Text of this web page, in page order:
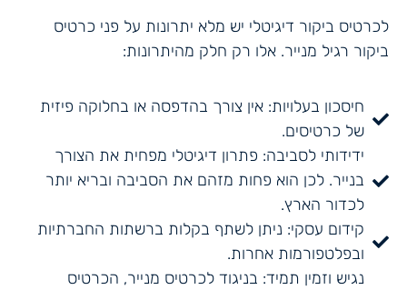
לכרטיס ביקור דיגיטלי יש מלא יתרונות על פני כרטיס
ביקור רגיל מנייר. אלו רק חלק מהיתרונות:
חיסכון בעלויות: אין צורך בהדפסה או בחלוקה פיזית
של כרטיסים.
ידידותי לסביבה: פתרון דיגיטלי מפחית את הצורך
בנייר. לכן הוא פחות מזהם את הסביבה ובריא יותר
לכדור הארץ.
קידום עסקי: ניתן לשתף בקלות ברשתות החברתיות
ובפלטפורמות אחרות.
נגיש וזמין תמיד: בניגוד לכרטיס מנייר, הכרטיס